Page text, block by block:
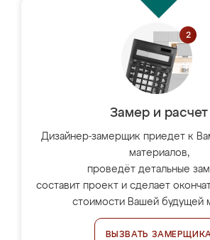
Замер и расчет
Дизайнер-замерщик приедет к
материалов,
проведёт детальные
составит проект и сделает
стоимости Вашей будущей
ВЫЗВАТЬ